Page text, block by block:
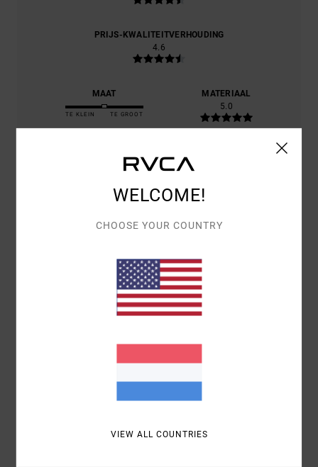
PRIJS-KWALITEITVERHOUDING
4.6
MAAT
TE KLEIN TE GROOT
MATERIAAL
5.0
4.8
GEVERIFIEERDE AANKOOP
IK RAAD DIT PRODUCT AAN
5/5
WELCOME!
CHOOSE YOUR COUNTRY
VIEW ALL COUNTRIES